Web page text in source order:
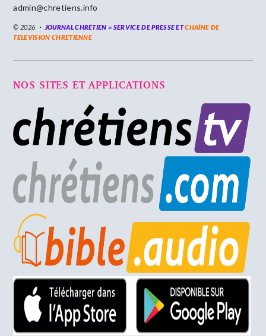
admin@chretiens.info
© 2026 JOURNAL CHRÉTIEN = SERVICE DE PRESSE ETCHAÎNE DE
TELEVISION CHRETIENNE
NOS SITES ET APPLICATIONS